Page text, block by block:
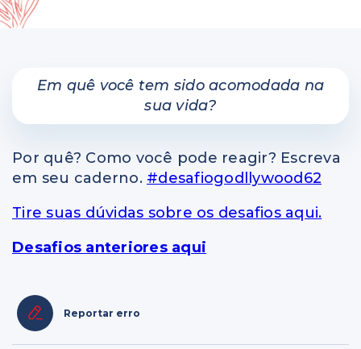
Em quê você tem sido acomodada na
sua vida?
Por quê? Como você pode reagir? Escreva
em seu caderno. #desafiogodllywood62
Tire suas dúvidas sobre os desafios aqui.
Desafios anteriores aqui
Reportar erro